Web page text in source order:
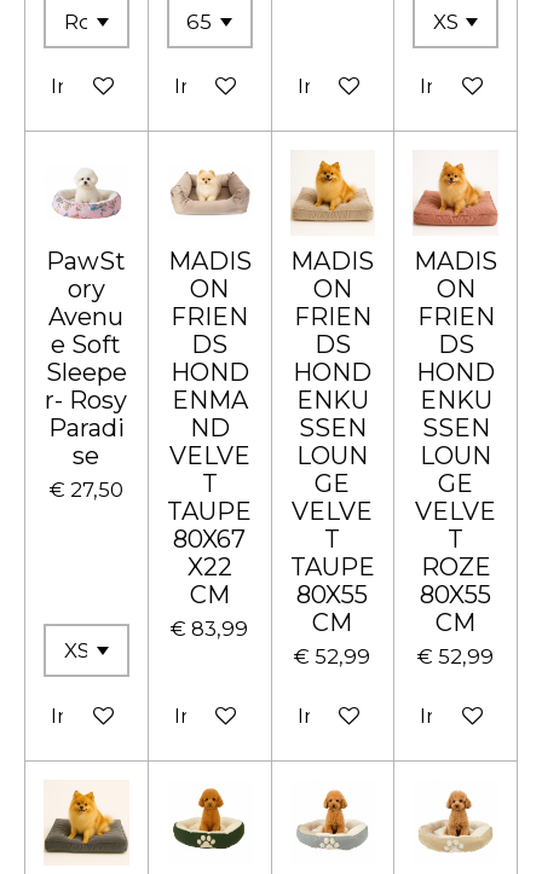
In winkelwagenIn winkelwagenIn winkelwagen
In
PawSt
ory
Avenu
e Soft
Sleepe
r- Rosy
Paradi
se
€ 27,50
In winkelwagen
MADIS
ON
FRIEN
DS
HOND
ENMA
ND
VELVE
T
TAUPE
80X67
X22
CM
€ 83,99
In winkelwagen
MADIS
ON
FRIEN
DS
HOND
ENKU
SSEN
LOUN
GE
VELVE
T
TAUPE
80X55
CM
€ 52,99
In winkelwagen
MADIS
ON
FRIEN
DS
HOND
ENKU
SSEN
LOUN
GE
VELVE
T
ROZE
80X55
CM
€ 52,99
In